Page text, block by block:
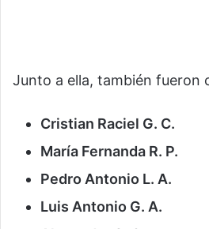
Junto a ella, también fueron
Cristian Raciel G. C.
María Fernanda R. P.
Pedro Antonio L. A.
Luis Antonio G. A.